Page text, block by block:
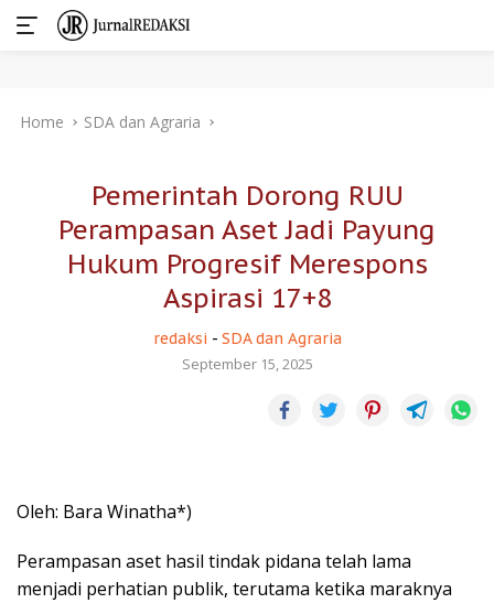
Home SDA dan Agraria
Pemerintah Dorong RUU
Perampasan Aset Jadi Payung
Hukum Progresif Merespons
Aspirasi 17+8
redaksi - SDA dan Agraria
September 15, 2025
Oleh: Bara Winatha*)
Perampasan aset hasil tindak pidana telah lama
menjadi perhatian publik, terutama ketika maraknya